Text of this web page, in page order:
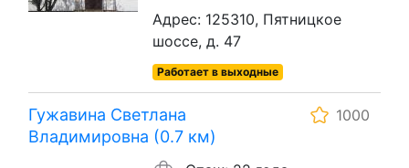
Адрес: 125310, Пятницкое
шоссе, д. 47
Работает в выходные
Гужавина Светлана
Владимировна (0.7 км)
1000